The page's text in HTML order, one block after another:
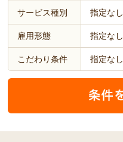
サービス種別 指定なし
雇用形態 指定なし
こだわり条件 指定なし